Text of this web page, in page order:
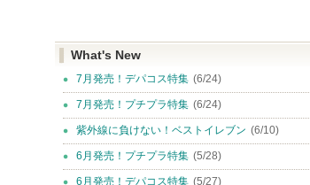
What's New
7月発売！デパコス特集 (6/24)
7月発売！プチプラ特集 (6/24)
紫外線に負けない！ベストイレブン (6/10)
6月発売！プチプラ特集 (5/28)
6月発売！デパコス特集 (5/27)